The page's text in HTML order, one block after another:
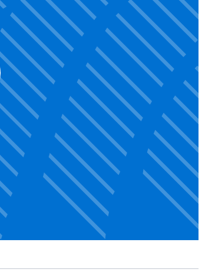
vidéo
and see content